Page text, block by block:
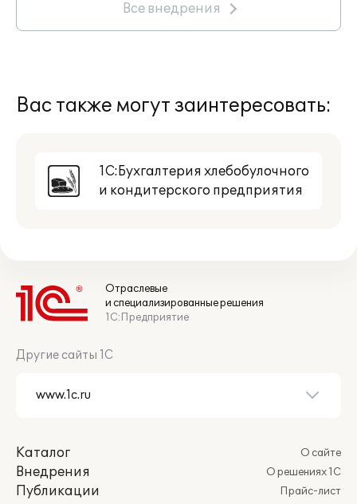
Все внедрения
Вас также могут заинтересовать:
1С:Бухгалтерия хлебобулочного
и кондитерского предприятия
Отраслевые
и специализированные решения
1С:Предприятие
Другие сайты 1С
Каталог
Внедрения
Публикации
О сайте
О решениях 1С
Прайс-лист